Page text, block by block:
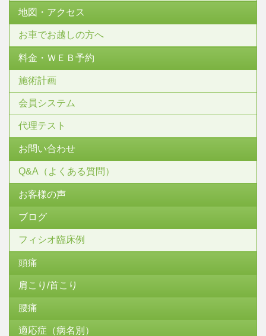
地図・アクセス
お車でお越しの方へ
料金・ＷＥＢ予約
施術計画
会員システム
代理テスト
お問い合わせ
Q&A（よくある質問）
お客様の声
ブログ
フィシオ臨床例
頭痛
肩こり/首こり
腰痛
適応症（病名別）